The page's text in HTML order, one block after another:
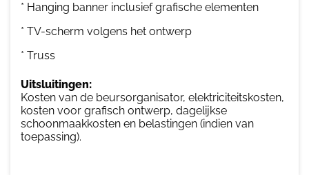
* Hanging banner inclusief grafische elementen
* TV-scherm volgens het ontwerp
* Truss
Uitsluitingen:
Kosten van de beursorganisator, elektriciteitskosten,
kosten voor grafisch ontwerp, dagelijkse
schoonmaakkosten en belastingen (indien van
toepassing).